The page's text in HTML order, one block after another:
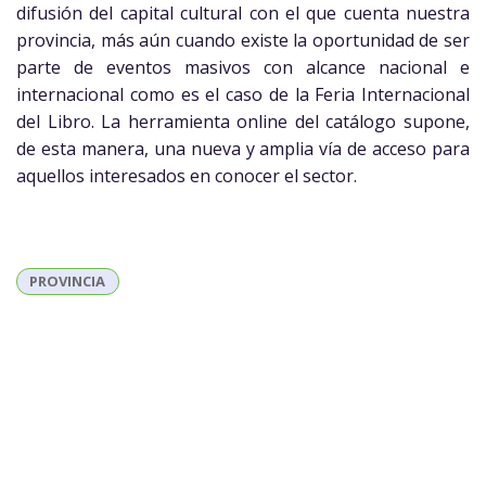
difusión del capital cultural con el que cuenta nuestra
provincia, más aún cuando existe la oportunidad de ser
parte de eventos masivos con alcance nacional e
internacional como es el caso de la Feria Internacional
del Libro. La herramienta online del catálogo supone,
de esta manera, una nueva y amplia vía de acceso para
aquellos interesados en conocer el sector.
PROVINCIA